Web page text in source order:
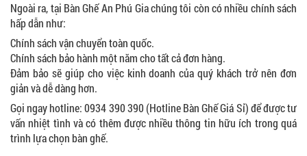
Ngoài ra, tại Bàn Ghế An Phú Gia chúng tôi còn có nhiều chính sách
hấp dẫn như:
Chính sách vận chuyển toàn quốc.
Chính sách bảo hành một năm cho tất cả đơn hàng.
Đảm bảo sẽ giúp cho việc kinh doanh của quý khách trở nên đơn
giản và dễ dàng hơn.
Gọi ngay hotline: 0934 390 390 (Hotline Bàn Ghế Giá Sỉ) để được tư
vấn nhiệt tình và có thêm được nhiều thông tin hữu ích trong quá
trình lựa chọn bàn ghế.